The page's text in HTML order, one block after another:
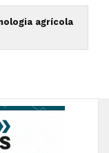
agrícola